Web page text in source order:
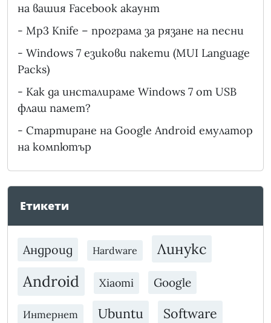
на вашия Facebook акаунт
- Mp3 Knife – програма за рязане на песни
- Windows 7 езикови пакети (MUI Language
Packs)
- Как да инсталираме Windows 7 от USB
флаш памет?
- Стартиране на Google Android емулатор
на компютър
Етикети
Андроид Hardware Линукс
Android Xiaomi Google
Интернет Ubuntu Software